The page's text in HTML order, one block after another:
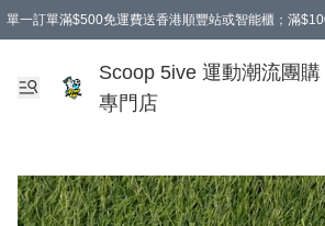
單一訂單滿$500免運費送香港順豐站或智能櫃；滿
Scoop 5ive 運動潮流團購
專門店